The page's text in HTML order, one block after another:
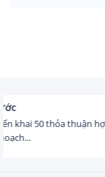
Tổng